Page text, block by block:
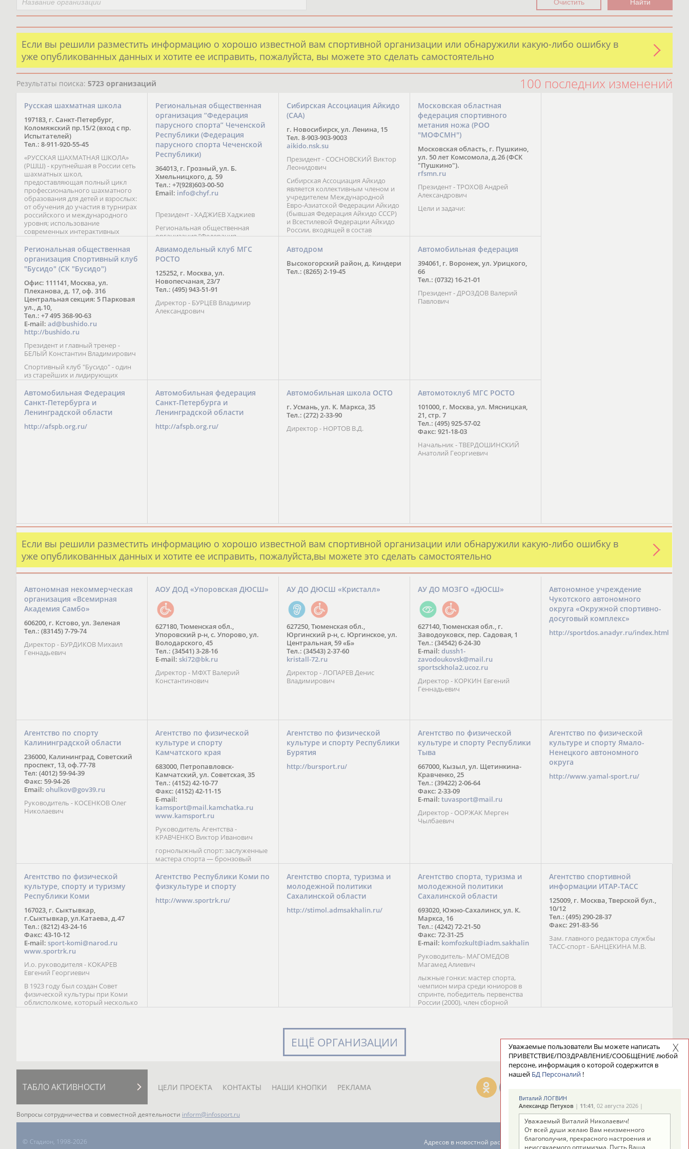
Если вы решили разместить информацию о хорошо известной вам спортивной организации или обнаружили какую-либо ошибку в
уже опубликованных данных и хотите ее исправить, пожалуйста, вы можете это сделать самостоятельно
Результаты поиска: 5723 организаций 100 последних изменений
Русская шахматная школа
197183, г. Санкт-Петербург,
Коломяжский пр.15/2 (вход с пр.
Испытателей)
Тел.: 8-911-920-55-45
«РУССКАЯ ШАХМАТНАЯ ШКОЛА»
(РШШ) - крупнейшая в России сеть
шахматных школ,
предоставляющая полный цикл
профессионального шахматного
образования для детей и взрослых:
от обучения до участия в турнирах
российского и международного
уровня; использование
современных интерактивных
методик подачи материала;
обучение на русском и английском
языках; специалисты с опытом
преподавания более 20 лет;
направленность на общее
развитие ребенка: проведение
творческих мастер-классов, уроков
по истории и литературе,
организация регулярных
шахматных сборов на спортивных
базах и в детских лагерях,
проведение встреч с выдающимися
шахматистами; корпоративное
обучение; онлайн обучение в
форме вебинаров и
индивидуальных занятий, круглые
столы российских и
международных тренеров,
трансляция мероприятий и
турниров.
Региональная общественная
организация “Федерация
парусного спорта” Чеченской
Республики (Федерация
парусного спорта Чеченской
Республики)
364013, г. Грозный, ул. Б.
Хмельницкого, д. 59
Тел.: +7(928)603-00-50
Email: info@chyf.ru
Президент - ХАДЖИЕВ Хаджиев
Региональная общественная
организация “Федерация
парусного спорта” Чеченской
Республики начала свою
деятельность в декабре 2016 года.
Миссия федерации состоит в
популяризации парусного спорта,
привлечении и содействии
развитию спорта в этом регионе и
спортсменов на российских и
международных соревнованиях.
Сибирская Ассоциация Айкидо
(САА)
г. Новосибирск, ул. Ленина, 15
Тел. 8-903-903-9003
aikido.nsk.su
Президент - СОСНОВСКИЙ Виктор
Леонидович
Сибирская Ассоциация Айкидо
является коллективным членом и
учредителем Международной
Евро-Азиатской Федерации Айкидо
(бывшая Федерация Айкидо СССР)
и Всестилевой Федерации Айкидо
России, входящей в состав
Национального Совета Айкидо
России, президентом которого
является С. В. Киреенко
Московская областная
федерация спортивного
метания ножа (РОО
"МОФСМН")
Московская область, г. Пушкино,
ул. 50 лет Комсомола, д.26 (ФСК
"Пушкино").
rfsmn.ru
Президент - ТРОХОВ Андрей
Александрович
Цели и задачи:
Региональная общественная
организация Спортивный клуб
"Бусидо" (СК "Бусидо")
Офис: 111141, Москва, ул.
Плеханова, д. 17, оф. 316
Центральная секция: 5 Парковая
ул., д.10,
Тел.: +7 495 368-90-63
E-mail: ad@bushido.ru
http://bushido.ru
Президент и главный тренер -
БЕЛЫЙ Константин Владимирович
Спортивный клуб "Бусидо" - один
из старейших и лидирующих
клубов России, изучающих и
развивающих различные боевые
искусства и, прежде всего, каратэ
Кёкусинкай - первого в мире стиля
контактного каратэ, получившего
огромное развитие во всем
мире. Однако, спектр интересов
Авиамодельный клуб МГС
РОСТО
125252, г. Москва, ул.
Новопесчаная, 23/7
Тел.: (495) 943-51-91
Директор - БУРЦЕВ Владимир
Александрович
Автодром
Высокогорский район, д. Киндери
Тел.: (8265) 2-19-45
Автомобильная федерация
394061, г. Воронеж, ул. Урицкого,
66
Тел.: (0732) 16-21-01
Президент - ДРОЗДОВ Валерий
Павлович
Автомобильная Федерация
Санкт-Петербурга и
Ленинградской области
http://afspb.org.ru/
Автомобильная федерация
Санкт-Петербурга и
Ленинградской области
http://afspb.org.ru/
Автомобильная школа ОСТО
г. Усмань, ул. К. Маркса, 35
Тел.: (272) 2-33-90
Директор - НОРТОВ В.Д.
Автомотоклуб МГС РОСТО
101000, г. Москва, ул. Мясницкая,
21, стр. 7
Тел.: (495) 925-57-02
Факс: 921-18-03
Начальник - ТВЕРДОШИНСКИЙ
Анатолий Георгиевич
Если вы решили разместить информацию о хорошо известной вам спортивной организации или обнаружили какую-либо ошибку в
уже опубликованных данных и хотите ее исправить, пожалуйста,вы можете это сделать самостоятельно
Автономная некоммерческая
организация «Всемирная
Академия Самбо»
606200, г. Кстово, ул. Зеленая
Тел.: (83145) 7-79-74
Директор - БУРДИКОВ Михаил
Геннадьевич
АОУ ДОД «Упоровская ДЮСШ»
627180, Тюменская обл.,
Упоровский р-н, с. Упорово, ул.
Володарского, 45
Тел.: (34541) 3-28-16
E-mail: ski72@bk.ru
Директор - МФХТ Валерий
Константинович
АУ ДО ДЮСШ «Кристалл»
627250, Тюменская обл.,
Юргинский р-н, с. Юргинское, ул.
Центральная, 59 «Б»
Тел.: (34543) 2-37-60
kristall-72.ru
Директор - ЛОПАРЕВ Денис
Владимирович
АУ ДО МОЗГО «ДЮСШ»
627140, Тюменская обл., г.
Заводоуковск, пер. Садовая, 1
Тел.: (34542) 6-24-30
​E-mail: dussh1-
zavodoukovsk@mail.ru
sportsckhola2.ucoz.ru
Директор - КОРКИН Евгений
Геннадьевич
Автономное учреждение
Чукотского автономного
округа «Окружной спортивно-
досуговый комплекс»
http://sportdos.anadyr.ru/index.html
Агентство по спорту
Калининградской области
236000, Калининград, Советский
проспект, 13, оф.77-78
Тел: (4012) 59-94-39
Факс: 59-94-26
Email: ohulkov@gov39.ru
Руководитель - КОСЕНКОВ Олег
Николаевич
Агентство по физической
культуре и спорту
Камчатского края
683000, Петропавловск-
Камчатский, ул. Советская, 35
Тел.: (4152) 42-10-77
Факс: (4152) 42-11-15
E-mail:
kamsport@mail.kamchatka.ru
www.kamsport.ru
Руководитель Агентства -
КРАВЧЕНКО Виктор Иванович
горнолыжный спорт: заслуженные
мастера спорта — бронзовый
призер Кубка мира (1997),
обладатель Кубка Европы (2002) В.
Зеленская; бронзовый призер
Паралимпийских игр в Солт-Лейк-
Сити (2002) А. Мошкин; мастер
Агентство по физической
культуре и спорту Республики
Бурятия
http://bursport.ru/
Агентство по физической
культуре и спорту Республики
Тыва
667000, Кызыл, ул. Щетинкина-
Кравченко, 25
Тел.: (39422) 2-06-64
Факс: 2-33-09
E-mail: tuvasport@mail.ru
Директор - ООРЖАК Мерген
Чылбаевич
Агентство по физической
культуре и спорту Ямало-
Ненецкого автономного
округа
http://www.yamal-sport.ru/
Агентство по физической
культуре, спорту и туризму
Республики Коми
167023, г. Сыктывкар,
г.Сыктывкар, ул.Катаева, д.47
Тел.: (8212) 43-24-16
Факс: 43-10-12
E-mail: sport-komi@narod.ru
www.sportrk.ru
И.о. руководителя - КОКАРЕВ
Евгений Георгиевич
В 1923 году был создан Совет
физической культуры при Коми
облисполкоме, который несколько
раз реорганизовывался; с 1994 года
Агентство Республики Коми по
физкультуре и спорту
http://www.sportrk.ru/
Агентство спорта, туризма и
молодежной политики
Сахалинской области
http://stimol.admsakhalin.ru/
Агентство спорта, туризма и
молодежной политики
Сахалинской области
693020, Южно-Сахалинск, ул. К.
Маркса, 16
Тел.: (4242) 72-21-50
Факс: 72-31-25
E-mail: komfozkult@iadm.sakhalin
Руководитель- МАГОМЕДОВ
Магамед Алиевич
лыжные гонки: мастер спорта,
чемпион мира среди юниоров в
спринте, победитель первенства
России (2000), член сборной
команды России С. Новиков;
Кубка России (1999) В. Разницын;
первенств России (1999, 2000), член
юниорской сборной команды
Агентство спортивной
информации ИТАР-ТАСС
125009, г. Москва, Тверской бул.,
10/12
Тел.: (495) 290-28-37
Факс: 291-83-56
Зам. главного редактора службы
ТАСС-спорт - БАНЦЕКИНА М.В.
ЕЩЁ ОРГАНИЗАЦИИ
ТАБЛО АКТИВНОСТИ ЦЕЛИ ПРОЕКТА КОНТАКТЫ НАШИ КНОПКИ РЕКЛАМА
Вопросы сотрудничества и совместной деятельности inform@infosport.ru
© Стадион, 1998-2026 Адресов в новостной рассылке: 996
Уважаемые пользователи Вы можете написать
ПРИВЕТСТВИЕ/ПОЗДРАВЛЕНИЕ/СООБЩЕНИЕ любой
персоне, информация о которой содержится в
нашей БД Персоналий !
Виталий ЛОГВИН
Александр Петухов | 11:41, 02 августа 2026 |
Уважаемый Виталий Николаевич!
От всей души желаю Вам неизменного
благополучия, прекрасного настроения и
неиссякаемого оптимизма. Пусть Ваша